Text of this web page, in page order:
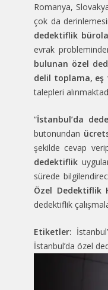
Romanya,
çok da
dedektiflik
evrak
bulunan özel
delil toplama, eş
talepleri
“İstanbul’da
butonundan
şekilde cevap
dedektiflik
sürede
Özel Dedektiflik
dedektiflik
Etiketler:
İstanbul’da özel